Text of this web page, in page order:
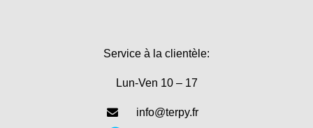
Service à la clientèle:
Lun-Ven 10 – 17
info@terpy.fr